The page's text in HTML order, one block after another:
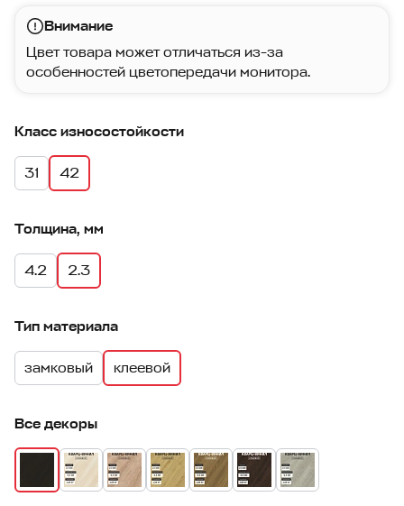
Внимание
Цвет товара может отличаться из-за
особенностей цветопередачи монитора.
Класс износостойкости
31 42
Толщина, мм
4.2 2.3
Тип материала
замковый клеевой
Все декоры